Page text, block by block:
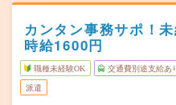
カンタン事務サポ！
時給1600円
職種未経験OK 交通費別途支給あ
派遣